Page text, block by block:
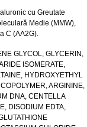
cu Greutate
Medie (MMW),
C (AA2G).
GLYCOL, GLYCERIN,
ISOMERATE,
HYDROXYETHYL
ARGININE,
DNA, CENTELLA
DISODIUM EDTA,